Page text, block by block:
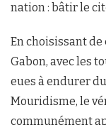
nation : bâtir le
En choisissant
Gabon, avec les
eues à endurer
Mouridisme, le
communément